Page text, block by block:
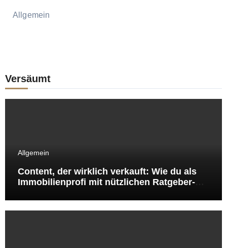
Allgemein
Versäumt
Allgemein
Content, der wirklich verkauft: Wie du als
Immobilienprofi mit nützlichen Ratgeber-
gewinnst